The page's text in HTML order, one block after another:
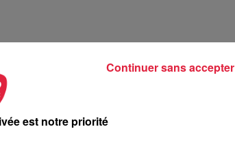
est notre priorité
Continuer sans accepter